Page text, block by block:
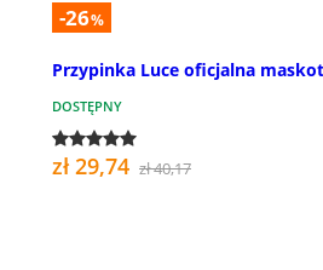
-26%
Przypinka Luce oficjalna
DOSTĘPNY
zł 29,74 zł 40,17